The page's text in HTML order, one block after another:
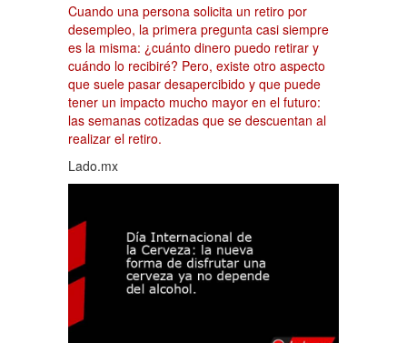
Cuando una persona solicita un retiro por
desempleo, la primera pregunta casi siempre
es la misma: ¿cuánto dinero puedo retirar y
cuándo lo recibiré? Pero, existe otro aspecto
que suele pasar desapercibido y que puede
tener un impacto mucho mayor en el futuro:
las semanas cotizadas que se descuentan al
realizar el retiro.
Lado.mx